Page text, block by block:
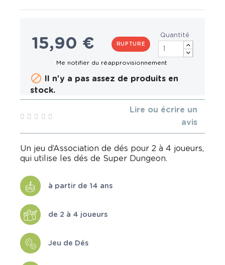
15,90 € RUPTURE
Quantité
 Il n'y a pas assez de produits en
stock.
Lire ou écrire un
avis
Un jeu d’Association de dés pour 2 à 4 joueurs,
qui utilise les dés de Super Dungeon.
à partir de 14 ans
de 2 à 4 joueurs
Jeu de Dés